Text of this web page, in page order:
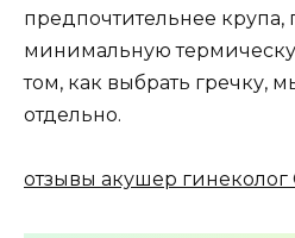
предпочтительнее
минимальную
том, как выбрать гречку,
отдельно.
отзывы акушер гинеколог